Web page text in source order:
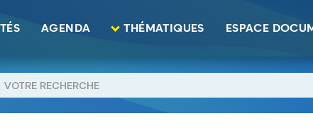
AGENDA THÉMATIQUES ESPACE
Région Grand Est
RETOUR